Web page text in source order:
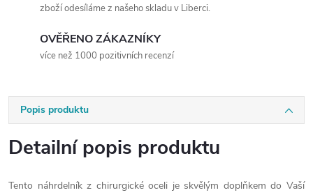
zboží odesíláme z našeho skladu v Liberci.
OVĚŘENO ZÁKAZNÍKY
více než 1000 pozitivních recenzí
Popis produktu
Detailní popis produktu
Tento náhrdelník z chirurgické oceli je skvělým doplňkem do Vaší